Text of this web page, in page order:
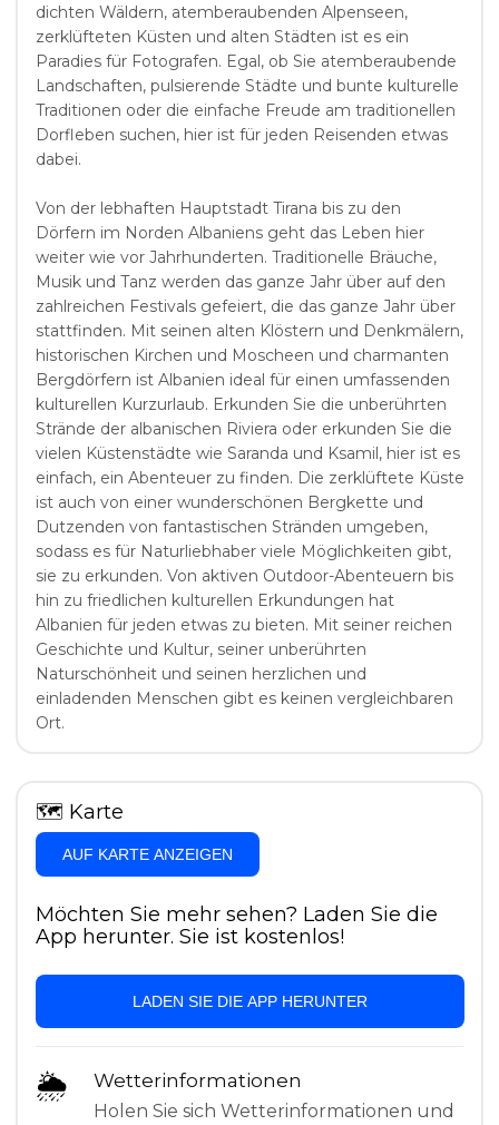
dichten Wäldern, atemberaubenden Alpenseen,
zerklüfteten Küsten und alten Städten ist es ein
Paradies für Fotografen. Egal, ob Sie atemberaubende
Landschaften, pulsierende Städte und bunte kulturelle
Traditionen oder die einfache Freude am traditionellen
Dorfleben suchen, hier ist für jeden Reisenden etwas
dabei.
Von der lebhaften Hauptstadt Tirana bis zu den
Dörfern im Norden Albaniens geht das Leben hier
weiter wie vor Jahrhunderten. Traditionelle Bräuche,
Musik und Tanz werden das ganze Jahr über auf den
zahlreichen Festivals gefeiert, die das ganze Jahr über
stattfinden. Mit seinen alten Klöstern und Denkmälern,
historischen Kirchen und Moscheen und charmanten
Bergdörfern ist Albanien ideal für einen umfassenden
kulturellen Kurzurlaub. Erkunden Sie die unberührten
Strände der albanischen Riviera oder erkunden Sie die
vielen Küstenstädte wie Saranda und Ksamil, hier ist es
einfach, ein Abenteuer zu finden. Die zerklüftete Küste
ist auch von einer wunderschönen Bergkette und
Dutzenden von fantastischen Stränden umgeben,
sodass es für Naturliebhaber viele Möglichkeiten gibt,
sie zu erkunden. Von aktiven Outdoor-Abenteuern bis
hin zu friedlichen kulturellen Erkundungen hat
Albanien für jeden etwas zu bieten. Mit seiner reichen
Geschichte und Kultur, seiner unberührten
Naturschönheit und seinen herzlichen und
einladenden Menschen gibt es keinen vergleichbaren
Ort.
🗺 Karte
AUF KARTE ANZEIGEN
Möchten Sie mehr sehen? Laden Sie die
App herunter. Sie ist kostenlos!
LADEN SIE DIE APP HERUNTER
🌦 Wetterinformationen
Holen Sie sich Wetterinformationen und